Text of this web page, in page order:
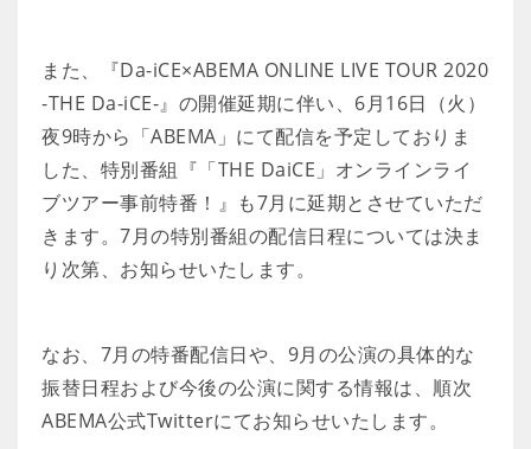
また、『Da-iCE×ABEMA ONLINE LIVE TOUR 2020
-THE Da-iCE-』の開催延期に伴い、6月16日（火）
夜9時から「ABEMA」にて配信を予定しておりま
した、特別番組『「THE DaiCE」オンラインライ
ブツアー事前特番！』も7月に延期とさせていただ
きます。7月の特別番組の配信日程については決ま
り次第、お知らせいたします。
なお、7月の特番配信日や、9月の公演の具体的な
振替日程および今後の公演に関する情報は、順次
ABEMA公式Twitterにてお知らせいたします。